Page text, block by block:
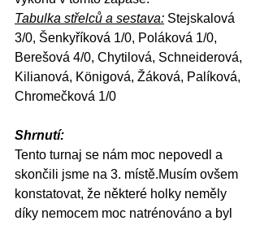
Tabulka střelců a sestava: Stejskalová
3/0, Šenkyříková 1/0, Poláková 1/0,
Berešová 4/0, Chytilová, Schneiderová,
Kilianová, Königová, Žáková, Palíková,
Chromečková 1/0
Shrnutí:
Tento turnaj se nám moc nepovedl a
skončili jsme na 3. místě.Musím ovšem
konstatovat, že některé holky neměly
díky nemocem moc natrénováno a byl